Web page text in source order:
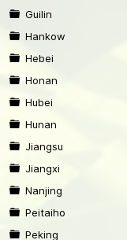
Guilin
Hankow
Hebei
Honan
Hubei
Hunan
Jiangsu
Jiangxi
Nanjing
Peitaiho
Peking